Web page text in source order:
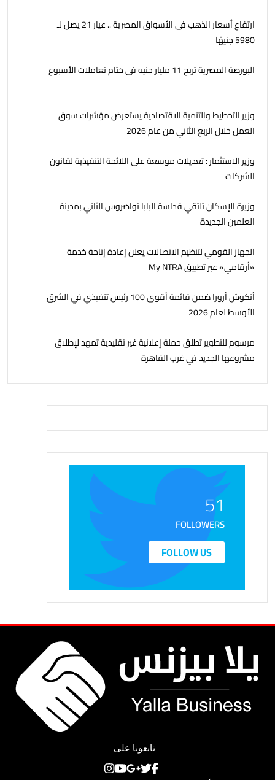
ارتفاع أسعار الذهب فى الأسواق المصرية .. عيار 21 يصل لـ
5980 جنيهًا
البورصة المصرية تربح 11 مليار جنيه فى ختام تعاملات الأسبوع
وزير التخطيط والتنمية الاقتصادية يستعرض مؤشرات سوق
العمل خلال الربع الثاني من عام 2026
وزير الاستثمار : تعديلات موسعة على اللائحة التنفيذية لقانون
الشركات
وزيرة الإسكان تلتقي قداسة البابا تواضروس الثاني بمدينة
العلمين الجديدة
الجهاز القومي لتنظيم الاتصالات يعلن إعادة إتاحة خدمة
«أرقامي» عبر تطبيق My NTRA
أنكوش أرورا ضمن قائمة أقوى 100 رئيس تنفيذي في الشرق
الأوسط لعام 2026
مرسوم للتطوير تطلق حملة إعلانية غير تقليدية تمهد لإطلاق
مشروعها الجديد في غرب القاهرة
51
FOLLOWERS
FOLLOW US
تابعونا على